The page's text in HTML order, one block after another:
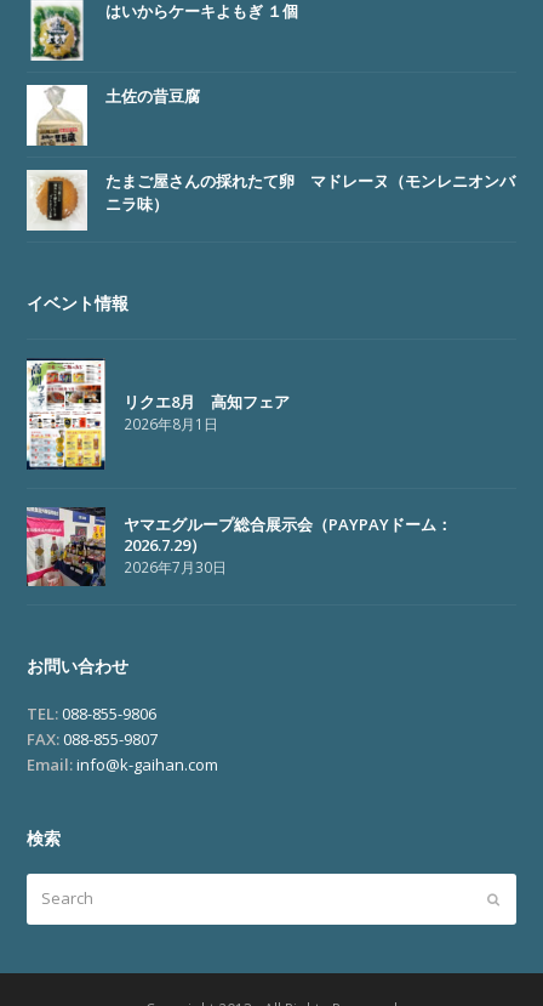
はいからケーキよもぎ １個
土佐の昔豆腐
たまご屋さんの採れたて卵 マドレーヌ（モンレニオンバ
ニラ味）
イベント情報
リクエ8月 高知フェア
2026年8月1日
ヤマエグループ総合展示会（PAYPAYドーム：
2026.7.29）
2026年7月30日
お問い合わせ
TEL:088-855-9806
FAX:088-855-9807
Email:info@k-gaihan.com
検索
Submit